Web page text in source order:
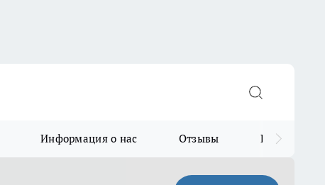
Информация о нас Отзывы Прайс для